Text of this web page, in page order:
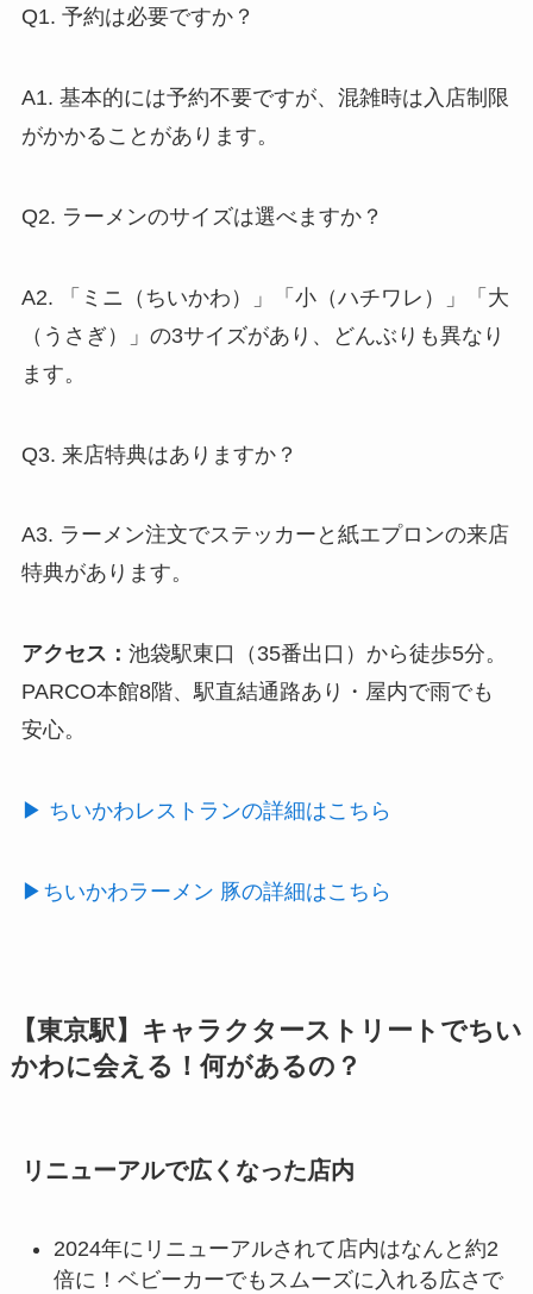
Q1. 予約は必要ですか？
A1. 基本的には予約不要ですが、混雑時は入店制限
がかかることがあります。
Q2. ラーメンのサイズは選べますか？
A2. 「ミニ（ちいかわ）」「小（ハチワレ）」「大
（うさぎ）」の3サイズがあり、どんぶりも異なり
ます。
Q3. 来店特典はありますか？
A3. ラーメン注文でステッカーと紙エプロンの来店
特典があります。
アクセス： 池袋駅東口（35番出口）から徒歩5分。
PARCO本館8階、駅直結通路あり・屋内で雨でも
安心。
▶︎ ちいかわレストランの詳細はこちら
▶ちいかわラーメン 豚の詳細はこちら
【東京駅】キャラクターストリートでちい
かわに会える！何があるの？
リニューアルで広くなった店内
2024年にリニューアルされて店内はなんと約2
倍に！ベビーカーでもスムーズに入れる広さで